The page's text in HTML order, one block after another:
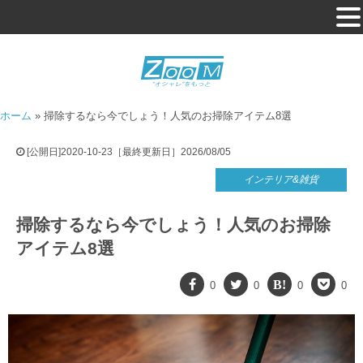
ホーム » 掃除するなら今でしょう！人気のお掃除アイテム8選
[公開日]2020-10-23［最終更新日］2026/08/05
インテリア&雑貨
掃除するなら今でしょう！人気のお掃除
アイテム8選
0 0 0 0